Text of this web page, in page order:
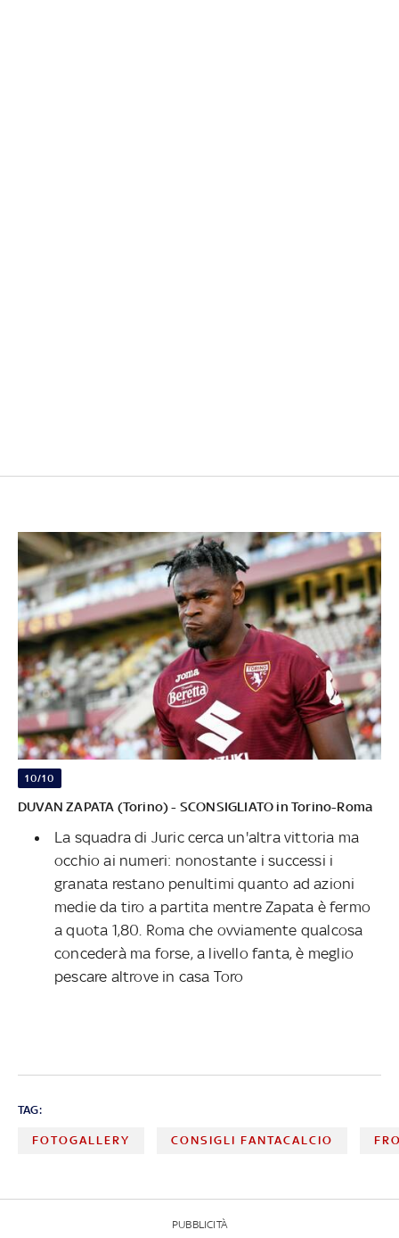
10/10
DUVAN ZAPATA (Torino) - SCONSIGLIATO in Torino-Roma
La squadra di Juric cerca un'altra vittoria ma
occhio ai numeri: nonostante i successi i
granata restano penultimi quanto ad azioni
medie da tiro a partita mentre Zapata è fermo
a quota 1,80. Roma che ovviamente qualcosa
concederà ma forse, a livello fanta, è meglio
pescare altrove in casa Toro
TAG:
FOTOGALLERY CONSIGLI FANTACALCIO
PUBBLICITÀ